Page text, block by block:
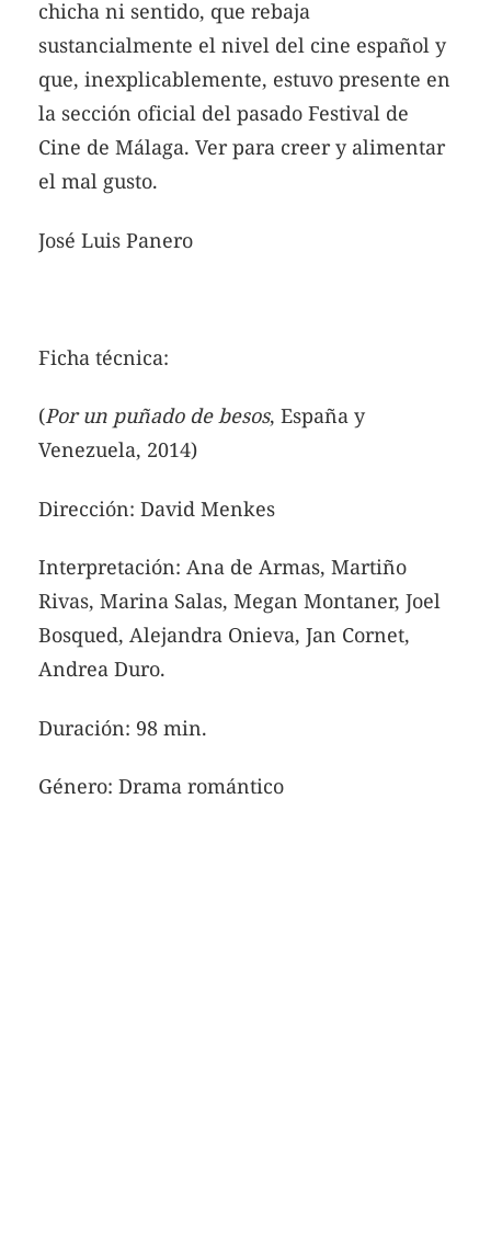
chicha ni sentido, que rebaja
sustancialmente el nivel del cine español y
que, inexplicablemente, estuvo presente en
la sección oficial del pasado Festival de
Cine de Málaga. Ver para creer y alimentar
el mal gusto.
José Luis Panero
Ficha técnica:
(Por un puñado de besos, España y
Venezuela, 2014)
Dirección: David Menkes
Interpretación: Ana de Armas, Martiño
Rivas, Marina Salas, Megan Montaner, Joel
Bosqued, Alejandra Onieva, Jan Cornet,
Andrea Duro.
Duración: 98 min.
Género: Drama romántico